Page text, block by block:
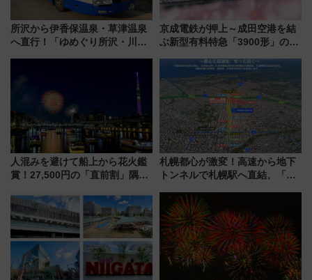
所沢から伊香保温泉・草津温泉
へ直行！「ゆめぐり所沢・川越
京成電鉄が押上～成田空港を結
ぶ新型有料特急「3900形」のコ
募集も実施
人混みを避けて船上から花火鑑
賞！27,500円の「直前割」隅田
メも持ち込みOK
札幌都心が激変！高速から地下
トンネルで札幌駅へ直結、「創
から本格着工、延長4.8km整備
事業の全貌